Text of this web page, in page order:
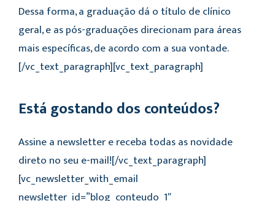
Dessa forma, a graduação dá o título de clínico
geral, e as pós-graduações direcionam para áreas
mais específicas, de acordo com a sua vontade.
[/vc_text_paragraph][vc_text_paragraph]
Está gostando dos conteúdos?
Assine a newsletter e receba todas as novidade
direto no seu e-mail![/vc_text_paragraph]
[vc_newsletter_with_email
newsletter_id=”blog_conteudo_1″